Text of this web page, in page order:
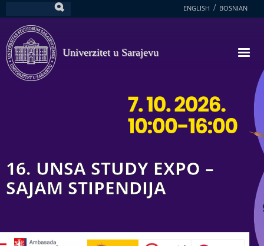
na
glavni
sadržaj
ENGLISH BOSNIAN
Univerzitet u Sarajevu
16. UNSA STUDY EXPO –
SAJAM STIPENDIJA